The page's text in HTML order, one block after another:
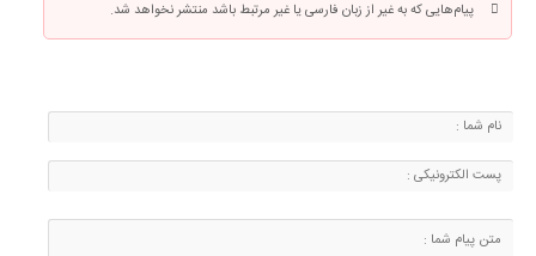
پیام‌هایی که به غیر از زبان فارسی یا غیر مرتبط باشد منتشر نخواهد شد.